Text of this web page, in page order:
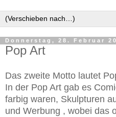
Donnerstag, 28. Februar
Pop Art
Das zweite Motto lautet
In der Pop Art gab es
farbig waren, Skulpturen
und Werbung , wobei das